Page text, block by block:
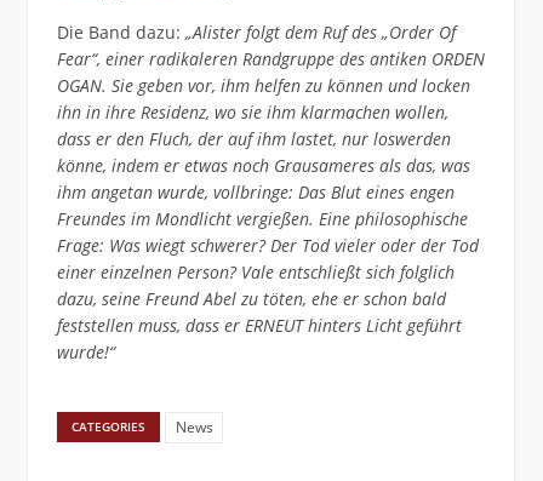
Die Band dazu: „Alister folgt dem Ruf des „Order Of
Fear“, einer radikaleren Randgruppe des antiken ORDEN
OGAN. Sie geben vor, ihm helfen zu können und locken
ihn in ihre Residenz, wo sie ihm klarmachen wollen,
dass er den Fluch, der auf ihm lastet, nur loswerden
könne, indem er etwas noch Grausameres als das, was
ihm angetan wurde, vollbringe: Das Blut eines engen
Freundes im Mondlicht vergießen. Eine philosophische
Frage: Was wiegt schwerer? Der Tod vieler oder der Tod
einer einzelnen Person? Vale entschließt sich folglich
dazu, seine Freund Abel zu töten, ehe er schon bald
feststellen muss, dass er ERNEUT hinters Licht geführt
wurde!“
CATEGORIES News